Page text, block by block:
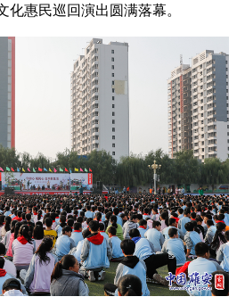
化惠民巡回演出圆满落幕。